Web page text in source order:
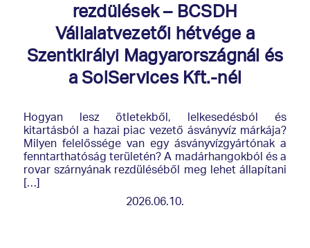
rezdülések – BCSDH
Vállalatvezetői hétvége a
Szentkirályi Magyarországnál és
a SolServices Kft.-nél
Hogyan lesz ötletekből, lelkesedésból és
kitartásból a hazai piac vezető ásványvíz márkája?
Milyen felelőssége van egy ásványvízgyártónak a
fenntarthatóság területén? A madárhangokból és a
rovar szárnyának rezdüléséből meg lehet állapítani
[…]
2026.06.10.